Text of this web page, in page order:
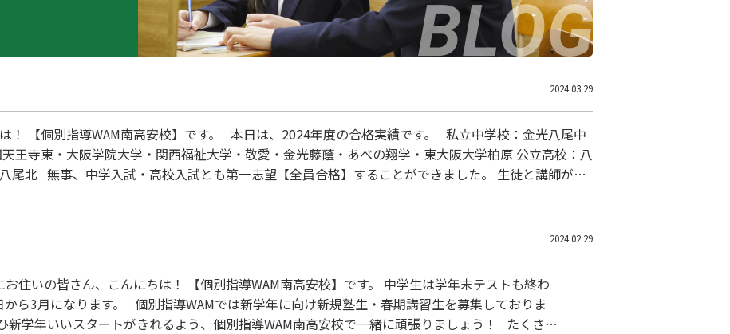
2024.03.29
！ 【個別指導WAM南高安校】です。 本日は、2024年度の合格実績です。 私立中学校：金光八尾中
王寺東・大阪学院大学・関西福祉大学・敬愛・金光藤蔭・あべの翔学・東大阪大学柏原 公立高校：八
尾北 無事、中学入試・高校入試とも第一志望【全員合格】することができました。 生徒と講師が一
2024.02.29
お住いの皆さん、こんにちは！ 【個別指導WAM南高安校】です。 中学生は学年末テストも終わ
から3月になります。 個別指導WAMでは新学年に向け新規塾生・春期講習生を募集しておりま
新学年いいスタートがきれるよう、個別指導WAM南高安校で一緒に頑張りましょう！ たくさん